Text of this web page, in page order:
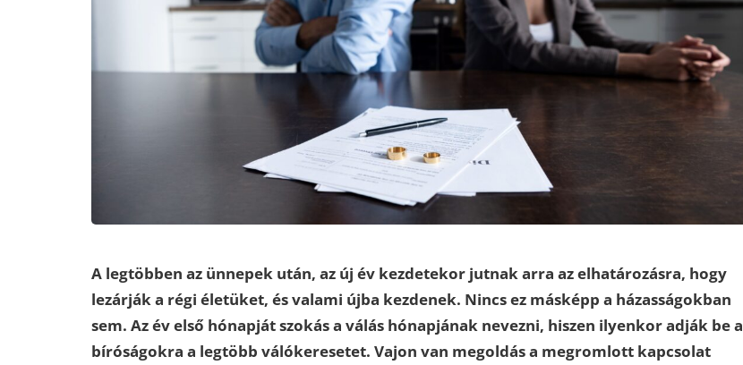
A legtöbben az ünnepek után, az új év kezdetekor jutnak arra az elhatározásra, hogy
lezárják a régi életüket, és valami újba kezdenek. Nincs ez másképp a házasságokban
sem. Az év első hónapját szokás a válás hónapjának nevezni, hiszen ilyenkor adják be a
bíróságokra a legtöbb válókeresetet. Vajon van megoldás a megromlott kapcsolat